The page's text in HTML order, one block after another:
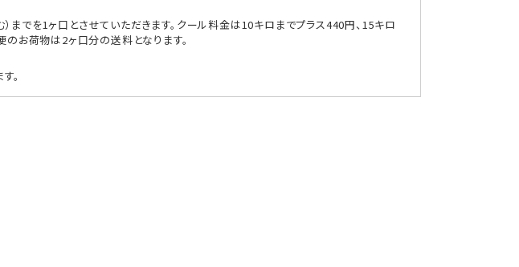
までを1ヶ口とさせていただきます。クール料金は10キロまでプラス440円、15キロ
お荷物は2ヶ口分の送料となります。
。